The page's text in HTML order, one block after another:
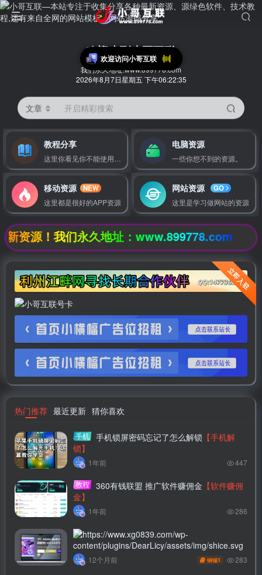
欢迎来到小哥互联
我们永久地址:www.899778.com
2026年8月7日星期五 下午06:22:36
文章 开启精彩搜索
教程分享 电脑资源
一些你想不到的资源。
移动资源
NEW
这里都是很好的APP资源
网站资源
GO
这里是学习做网站的资源
！我们永久地址：www.899778.com
立即入驻
热门推荐 最近更新 猜你喜欢
手机 手机锁屏密码忘记了怎么解锁 【手机解
锁】
1年前 447
教程 360有钱联盟 推广软件赚佣金 【软件赚佣
金】
1年前 286
子比主题美化-文章列表移入上浮蓝色边框扫动
效果
【浮蓝色边框扫动效果】
12个月前 钢镚1 283
欢迎访问小哥互联